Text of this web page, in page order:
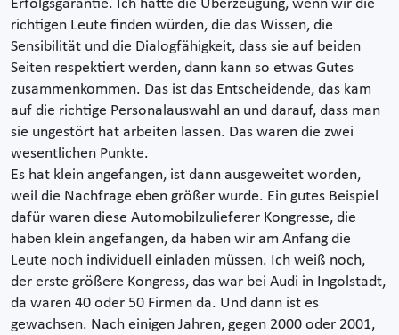
Erfolgsgarantie. Ich hatte die Überzeugung, wenn wir die
richtigen Leute finden würden, die das Wissen, die
Sensibilität und die Dialogfähigkeit, dass sie auf beiden
Seiten respektiert werden, dann kann so etwas Gutes
zusammenkommen. Das ist das Entscheidende, das kam
auf die richtige Personalauswahl an und darauf, dass man
sie ungestört hat arbeiten lassen. Das waren die zwei
wesentlichen Punkte.
Es hat klein angefangen, ist dann ausgeweitet worden,
weil die Nachfrage eben größer wurde. Ein gutes Beispiel
dafür waren diese Automobilzulieferer Kongresse, die
haben klein angefangen, da haben wir am Anfang die
Leute noch individuell einladen müssen. Ich weiß noch,
der erste größere Kongress, das war bei Audi in Ingolstadt,
da waren 40 oder 50 Firmen da. Und dann ist es
gewachsen. Nach einigen Jahren, gegen 2000 oder 2001,